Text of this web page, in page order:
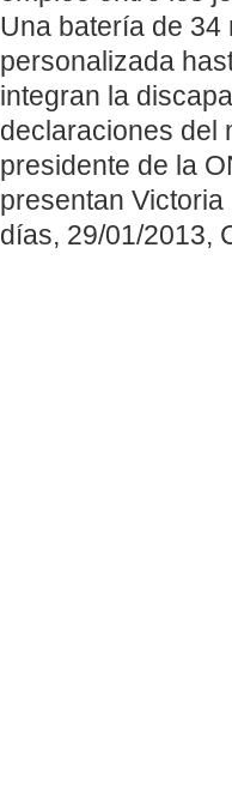
Una batería de 34
personalizada
integran la
declaraciones del
presidente de la
presentan
días, 29/01/2013,